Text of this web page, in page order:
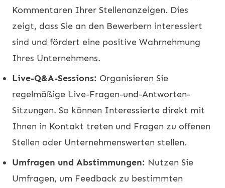
Kommentaren Ihrer Stellenanzeigen. Dies
zeigt, dass Sie an den Bewerbern interessiert
sind und fördert eine positive Wahrnehmung
Ihres Unternehmens.
Live-Q&A-Sessions: Organisieren Sie
regelmäßige Live-Fragen-und-Antworten-
Sitzungen. So können Interessierte direkt mit
Ihnen in Kontakt treten und Fragen zu offenen
Stellen oder Unternehmenswerten stellen.
Umfragen und Abstimmungen: Nutzen Sie
Umfragen, um Feedback zu bestimmten